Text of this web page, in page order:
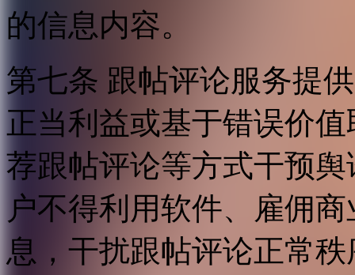
的信息内容。
第七条 跟帖评论服务提
正当利益或基于错误价
荐跟帖评论等方式干预
户不得利用软件、雇佣
息，干扰跟帖评论正常